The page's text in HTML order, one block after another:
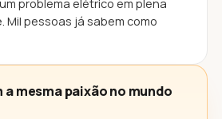
problema elétrico em plena
Mil pessoas já sabem como
a mesma paixão no mundo